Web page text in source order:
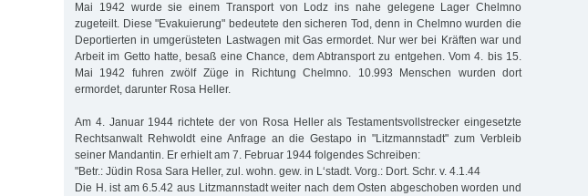
Mai 1942 wurde sie einem Transport von Lodz ins nahe gelegene Lager Chelmno
zugeteilt. Diese "Evakuierung" bedeutete den sicheren Tod, denn in Chelmno wurden die
Deportierten in umgerüsteten Lastwagen mit Gas ermordet. Nur wer bei Kräften war und
Arbeit im Getto hatte, besaß eine Chance, dem Abtransport zu entgehen. Vom 4. bis 15.
Mai 1942 fuhren zwölf Züge in Richtung Chelmno. 10.993 Menschen wurden dort
ermordet, darunter Rosa Heller.
Am 4. Januar 1944 richtete der von Rosa Heller als Testamentsvollstrecker eingesetzte
Rechtsanwalt Rehwoldt eine Anfrage an die Gestapo in "Litzmannstadt" zum Verbleib
seiner Mandantin. Er erhielt am 7. Februar 1944 folgendes Schreiben:
"Betr.: Jüdin Rosa Sara Heller, zul. wohn. gew. in L‘stadt. Vorg.: Dort. Schr. v. 4.1.44
Die H. ist am 6.5.42 aus Litzmannstadt weiter nach dem Osten abgeschoben worden und